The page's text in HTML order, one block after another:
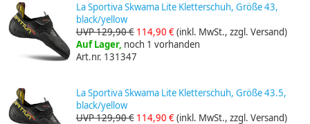
La Sportiva Skwama Lite Kletterschuh, Größe 43,
black/yellow
UVP 129,90 € 114,90 €(inkl. MwSt., zzgl. Versand)
Auf Lager, noch 1 vorhanden
Art.nr. 131347
La Sportiva Skwama Lite Kletterschuh, Größe 43.5,
black/yellow
UVP 129,90 € 114,90 €(inkl. MwSt., zzgl. Versand)